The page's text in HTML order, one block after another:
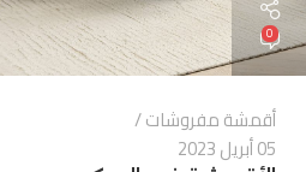
0
أقمشة مفروشات
05 أبريل 2023